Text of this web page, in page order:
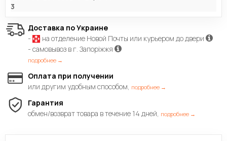
3
Доставка по Украине
-
на отделение Новой Почты или курьером до двери
- самовывоз в г. Запоріжжя
подробнее →
Оплата при получении
или другим удобным способом, подробнее →
Гарантия
обмен/возврат товара в течение 14 дней, подробнее →